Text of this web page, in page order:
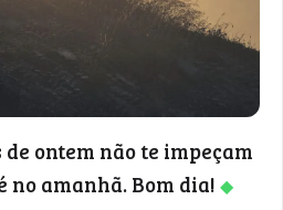
ontem não te impeçam
no amanhã. Bom dia! ◆